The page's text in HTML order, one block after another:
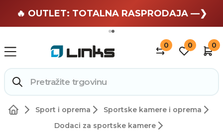
🏄 Zaslužuješ odmor —❯
🔥 OUTLET: TOTALNA RASPRODAJA —❯
0 0 0
Sport i oprema
Sportske kamere i oprema
Dodaci za sportske kamere